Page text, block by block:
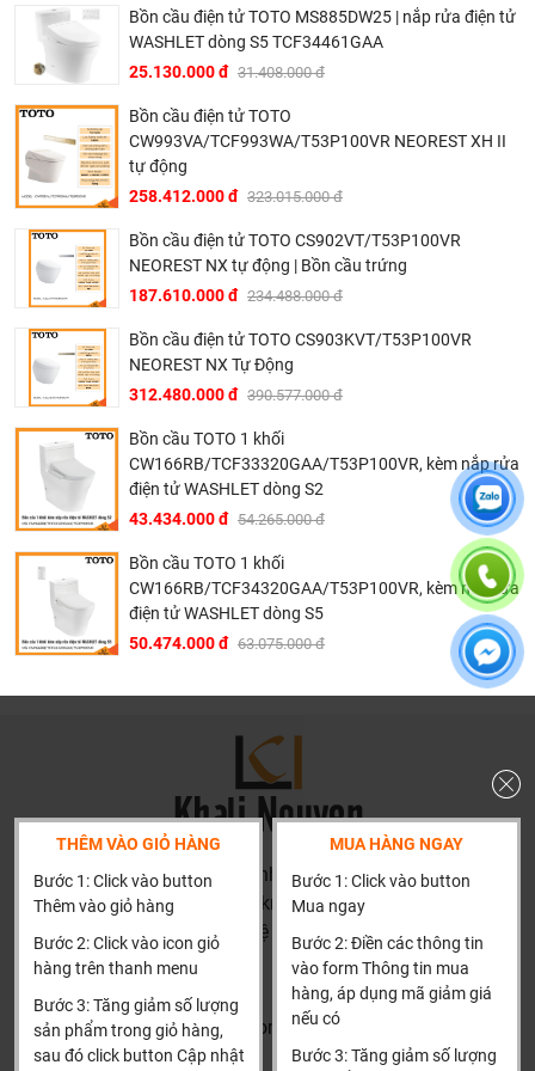
Sưởi ấm bệ ngồi.
Khử mùi, sấy khô, xả tự động.
Vòi rửa đa chức năng, rửa sạch, êm ái.
Công nghệ làm sạch độc quyền của TOTO:
Bàn cầu thông minh NEOREST XH Iđược trang bị bộ
Công nghệ men CEFIONTECT: Lớp men sứ mịn màng
được tráng trên toàn bộ bề mặt bàn cầu ngăn chặn chất
Thiết kế vành kín RIMLESS và hệ thống xả TORNADO
SIPHON-JET với 3 cửa xả siêu mạnh, siêu êm, tiết kiệm
nước.
Công nghệ nước điện phân EWATER+ sử dụng nước
điện phân để diệt vi khuẩn đến 99,9%, giúp bàn cầu luôn
sạch sẽ và hạn chế bám bẩn. Sau thời gian sử dụng,
nước điện phân tự động chuyển thành nước thường,
không gây hại cho người dùng và môi trường.
Bản vẽ kích thước bàn cầu Neorest
CW992VA/TCF992WA/T53P100VR
Bồn cầu điện tử TOTO MS885DW25 | nắp rửa điện tử
WASHLET dòng S5 TCF34461GAA
25.130.000 đ 31.408.000 đ
Bồn cầu điện tử TOTO
CW993VA/TCF993WA/T53P100VR NEOREST XH II
tự động
258.412.000 đ 323.015.000 đ
Bồn cầu điện tử TOTO CS902VT/T53P100VR
NEOREST NX tự động | Bồn cầu trứng
187.610.000 đ 234.488.000 đ
Bồn cầu điện tử TOTO CS903KVT/T53P100VR
NEOREST NX Tự Động
312.480.000 đ 390.577.000 đ
Bồn cầu TOTO 1 khối
CW166RB/TCF33320GAA/T53P100VR, kèm nắp rửa
điện tử WASHLET dòng S2
43.434.000 đ 54.265.000 đ
Bồn cầu TOTO 1 khối
CW166RB/TCF34320GAA/T53P100VR, kèm nắp rửa
điện tử WASHLET dòng S5
50.474.000 đ 63.075.000 đ
THÊM VÀO GIỎ HÀNG
Bước 1: Click vào button
Thêm vào giỏ hàng
Bước 2: Click vào icon giỏ
hàng trên thanh menu
Bước 3: Tăng giảm số lượng
sản phẩm trong giỏ hàng,
sau đó click button Cập nhật
MUA HÀNG NGAY
Bước 1: Click vào button
Mua ngay
Bước 2: Điền các thông tin
vào form Thông tin mua
hàng, áp dụng mã giảm giá
nếu có
Bước 3: Tăng giảm số lượng
HN: số 160 đường Văn Minh, Di Trạch, Hoài Đức, Hà Nội
(Cách đại học công nghiệp 1 km)
HCM và các tỉnh khác: Liên hệ hotline để được hướng dẫn
đặt hàng
Khalinguyen.vn@gmail.com
0904501766